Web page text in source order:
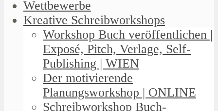
Wettbewerbe
Kreative Schreibworkshops
Workshop Buch veröffentlichen |
Exposé, Pitch, Verlage, Self-
Publishing | WIEN
Der motivierende
Planungsworkshop | ONLINE
Schreibworkshop Buch-